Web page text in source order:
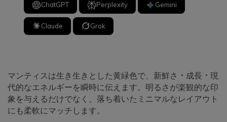
ChatGPT Perplexity Gemini
Claude Grok
マンティスは生き生きとした黄緑色で、新鮮さ・成長・現
代的なエネルギーを瞬時に伝えます。明るさが楽観的な印
象を与えるだけでなく、落ち着いたミニマルなレイアウト
にも柔軟にマッチします。